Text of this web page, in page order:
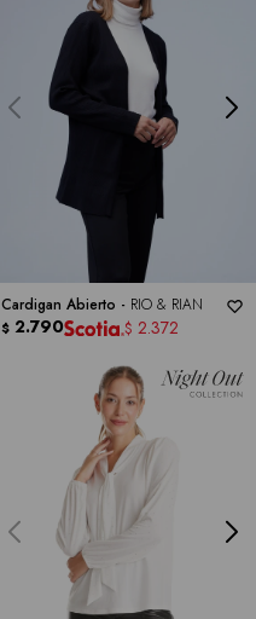
Cardigan Abierto - RIO & RIAN
$ 2.790 $ 2.372